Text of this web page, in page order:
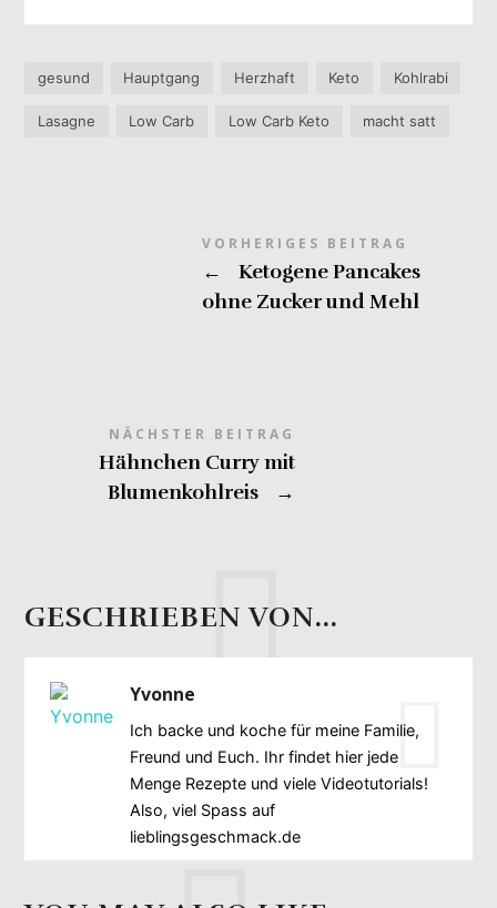
gesund Hauptgang Herzhaft Keto Kohlrabi
Lasagne Low Carb Low Carb Keto macht satt
VORHERIGES BEITRAG
←
Ketogene Pancakes
ohne Zucker und Mehl
NÄCHSTER BEITRAG
Hähnchen Curry mit
Blumenkohlreis
→
GESCHRIEBEN VON...
Yvonne
Ich backe und koche für meine Familie,
Freund und Euch. Ihr findet hier jede
Menge Rezepte und viele Videotutorials!
Also, viel Spass auf
lieblingsgeschmack.de